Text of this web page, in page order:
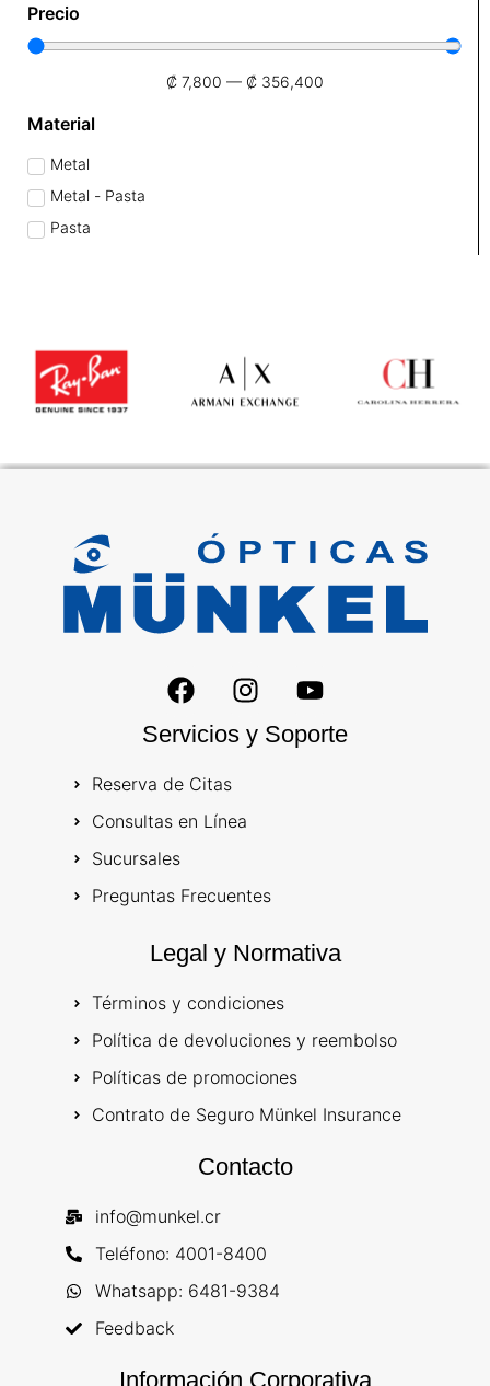
Precio
₡ 7,800 — ₡ 356,400
Material
Metal
Metal - Pasta
Pasta
Servicios y Soporte
Reserva de Citas
Consultas en Línea
Sucursales
Preguntas Frecuentes
Legal y Normativa
Términos y condiciones
Política de devoluciones y reembolso
Políticas de promociones
Contrato de Seguro Münkel Insurance
Contacto
info@munkel.cr
Teléfono: 4001-8400
Whatsapp: 6481-9384
Feedback
Información Corporativa